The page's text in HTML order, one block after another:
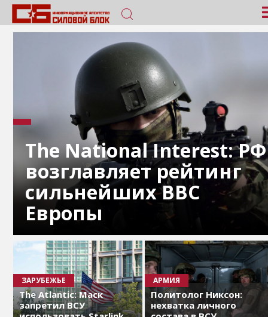
The National Interest: РФ
возглавляет рейтинг
сильнейших ВВС
Европы
ЗАРУБЕЖЬЕ
The Atlantic: Маск
запретил ВСУ
АРМИЯ
Политолог Никсон:
нехватка личного